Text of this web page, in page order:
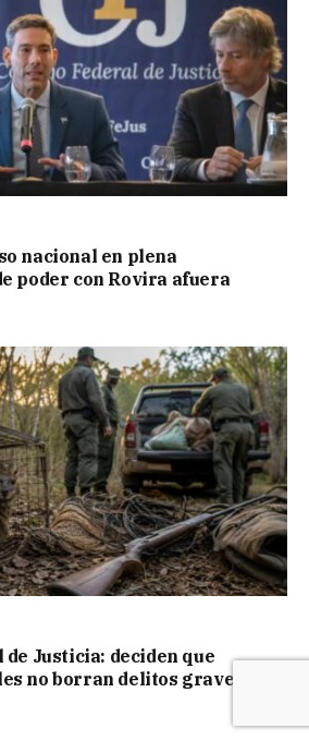
nacional en plena
poder con Rovira afuera
Justicia: deciden que
no borran delitos graves